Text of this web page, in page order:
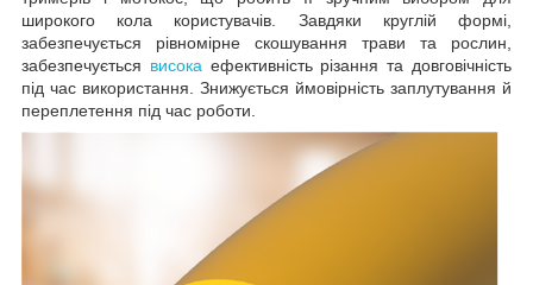
широкого кола користувачів. Завдяки круглій формі,
забезпечується рівномірне скошування трави та рослин,
забезпечується висока ефективність різання та довговічність
під час використання. Знижується ймовірність заплутування й
переплетення під час роботи.